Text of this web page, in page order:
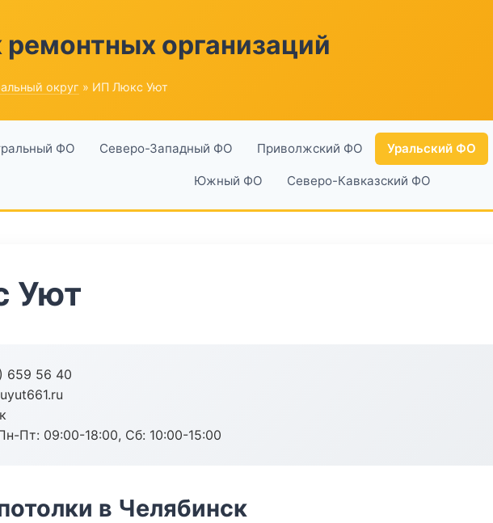
организаций
округ » ИП Люкс Уют
ФО Северо-Западный ФО Приволжский ФО Уральский ФО
Южный ФО Северо-Кавказский ФО
Уют
659 56 40
Пт: 09:00-18:00, Сб: 10:00-15:00
в Челябинск